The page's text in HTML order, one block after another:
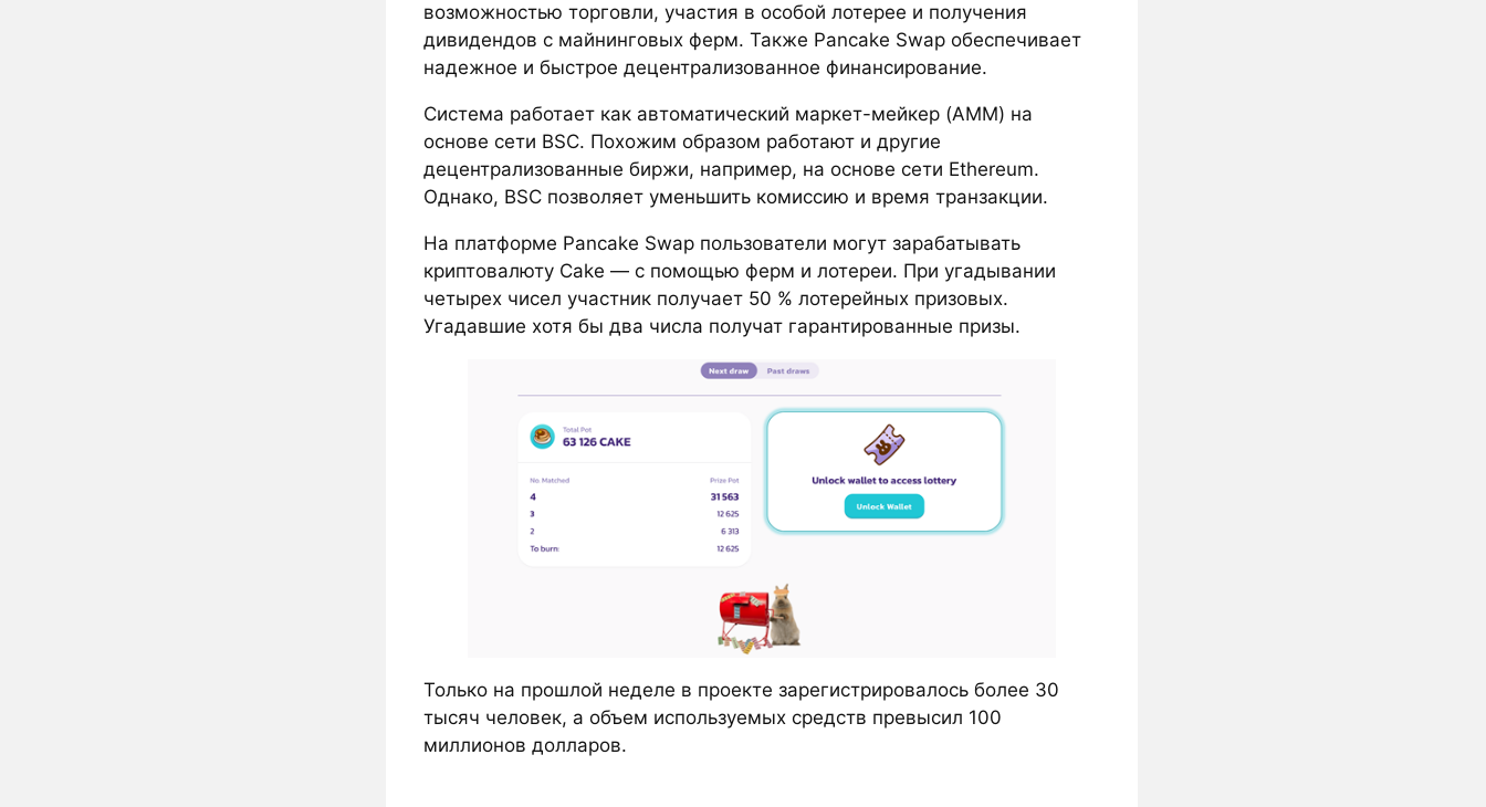
возможностью торговли, участия в особой лотерее и получения
дивидендов с майнинговых ферм. Также Pancake Swap обеспечивает
надежное и быстрое децентрализованное финансирование.
Система работает как автоматический маркет-мейкер (AMM) на
основе сети BSC. Похожим образом работают и другие
децентрализованные биржи, например, на основе сети Ethereum.
Однако, BSC позволяет уменьшить комиссию и время транзакции.
На платформе Pancake Swap пользователи могут зарабатывать
криптовалюту Cake — с помощью ферм и лотереи. При угадывании
четырех чисел участник получает 50 % лотерейных призовых.
Угадавшие хотя бы два числа получат гарантированные призы.
Только на прошлой неделе в проекте зарегистрировалось более 30
тысяч человек, а объем используемых средств превысил 100
миллионов долларов.